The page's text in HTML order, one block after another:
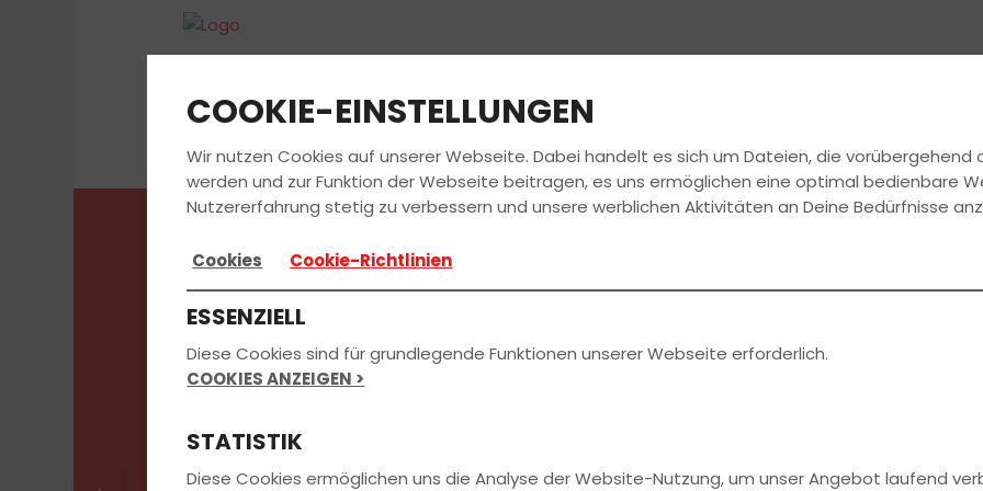
FAHRSCHULE FÜHRERSCHEIN AKTUELLES
Aufbauseminar für
Fahranfänger (ASF)
10.08.2026
COOKIE-EINSTELLUNGEN
Wir nutzen Cookies auf unserer Webseite. Dabei handelt es sich um Dateien, die
werden und zur Funktion der Webseite beitragen, es uns ermöglichen eine optimal bedienbare
Nutzererfahrung stetig zu verbessern und unsere werblichen Aktivitäten an Deine Bedürfnisse
Cookies Cookie-Richtlinien
ESSENZIELL
Diese Cookies sind für grundlegende Funktionen unserer Webseite erforderlich.
COOKIES ANZEIGEN >
STATISTIK
Diese Cookies ermöglichen uns die Analyse der Website-Nutzung, um unser Angebot laufend